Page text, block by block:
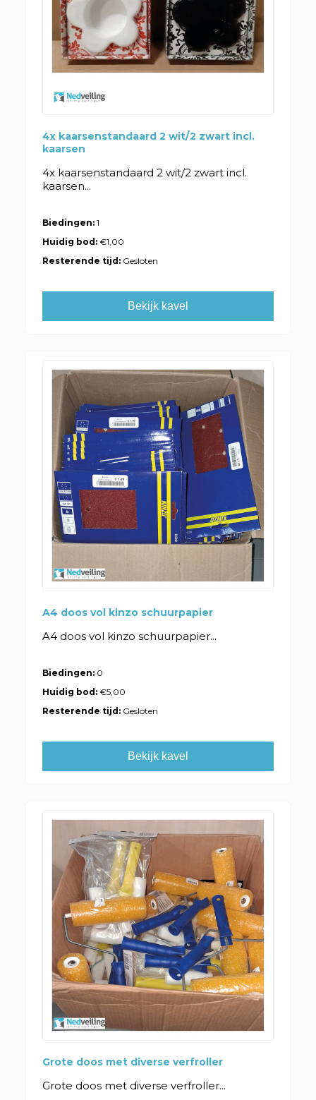
4x kaarsenstandaard 2 wit/2 zwart incl.
kaarsen
4x kaarsenstandaard 2 wit/2 zwart incl.
kaarsen...
Biedingen: 1
Huidig bod:€1,00
Resterende tijd: Gesloten
Bekijk kavel
A4 doos vol kinzo schuurpapier
A4 doos vol kinzo schuurpapier...
Biedingen: 0
Huidig bod:€5,00
Resterende tijd: Gesloten
Bekijk kavel
Grote doos met diverse verfroller
Grote doos met diverse verfroller...